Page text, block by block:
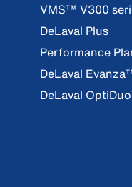
VMS™ V300
DeLaval Plus
Performance
DeLaval
DeLaval